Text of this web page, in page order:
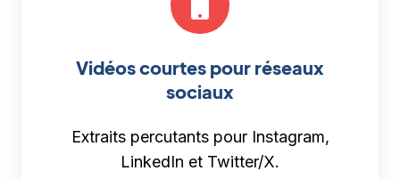
Vidéos courtes pour réseaux
sociaux
Extraits percutants pour Instagram,
LinkedIn et Twitter/X.